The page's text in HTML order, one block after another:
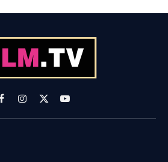
FacebookInstagram
X
(Twitter)
YouTube